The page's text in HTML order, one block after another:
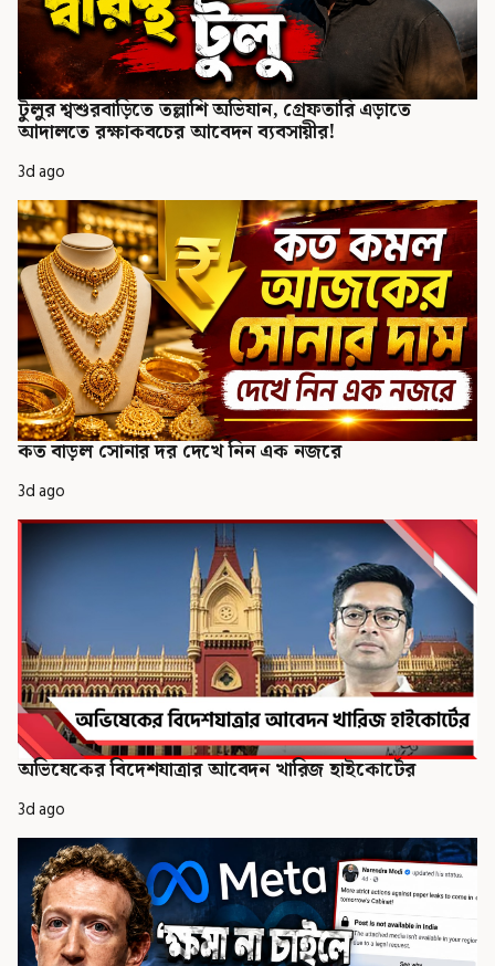
টুলুর শ্বশুরবাড়িতে তল্লাশি অভিযান, গ্রেফতারি এড়াতে
আদালতে রক্ষাকবচের আবেদন ব্যবসায়ীর!
3d ago
কত বাড়ল সোনার দর দেখে নিন এক নজরে
3d ago
অভিষেকের বিদেশযাত্রার আবেদন খারিজ হাইকোর্টের
3d ago